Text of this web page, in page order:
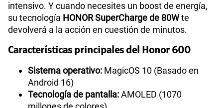
intensivo. Y cuando necesites un boost de energía,
su tecnología HONOR SuperCharge de 80Wte
devolverá a la acción en cuestión de minutos.
Características principales del Honor 600
Sistema operativo: MagicOS 10 (Basado en
Android 16)
Tecnología de pantalla:AMOLED (1070